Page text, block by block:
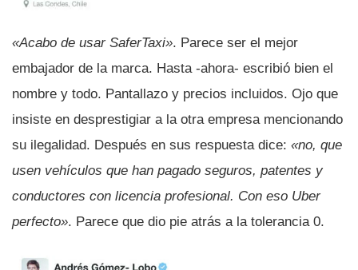
«Acabo de usar SaferTaxi». Parece ser el mejor
embajador de la marca. Hasta -ahora- escribió bien el
nombre y todo. Pantallazo y precios incluidos. Ojo que
insiste en desprestigiar a la otra empresa mencionando
su ilegalidad. Después en sus respuesta dice: «no, que
usen vehí­culos que han pagado seguros, patentes y
conductores con licencia profesional. Con eso Uber
perfecto». Parece que dio pie atrás a la tolerancia 0.